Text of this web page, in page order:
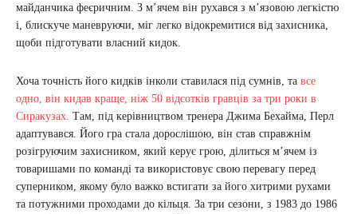
майданчика феєричним. З м’ячем він рухався з м’язовою легкістю
і, блискуче маневруючи, міг легко відокремитися від захисника,
щоби підготувати власний кидок.
Хоча точність його кидків інколи ставилася під сумнів, та все
одно, він кидав краще, ніж 50 відсотків гравців за три роки в
Сиракузах. Там, під керівництвом тренера Джима Бехайма, Перл
адаптувався. Його гра стала дорослішою, він став справжнім
розігруючим захисником, який керує грою, ділиться м’ячем із
товаришами по команді та використовує свою перевагу перед
суперником, якому було важко встигати за його хитрими рухами
та потужними проходами до кільця. За три сезони, з 1983 до 1986